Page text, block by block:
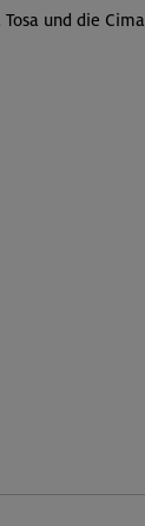
und die